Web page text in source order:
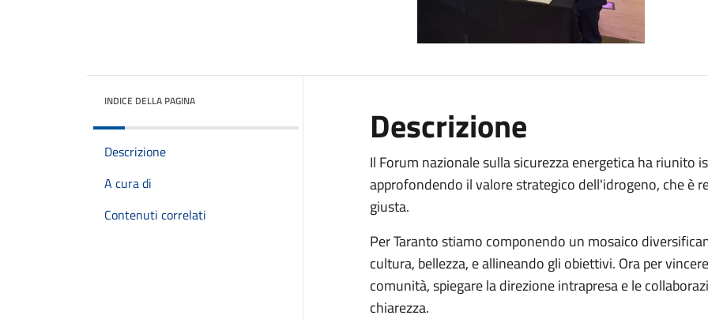
INDICE DELLA PAGINA
Descrizione
A cura di
Contenuti correlati
Descrizione
Il Forum nazionale sulla sicurezza energetica ha riunito
approfondendo il valore strategico dell'idrogeno, che è
giusta.
Per Taranto stiamo componendo un mosaico
cultura, bellezza, e allineando gli obiettivi. Ora per
comunità, spiegare la direzione intrapresa e le
chiarezza.